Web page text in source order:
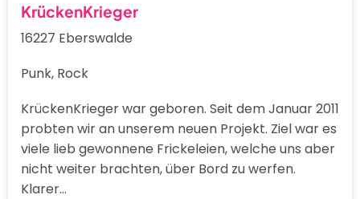
KrückenKrieger
16227 Eberswalde
Punk, Rock
KrückenKrieger war geboren. Seit dem Januar 2011
probten wir an unserem neuen Projekt. Ziel war es
viele lieb gewonnene Frickeleien, welche uns aber
nicht weiter brachten, über Bord zu werfen.
Klarer…